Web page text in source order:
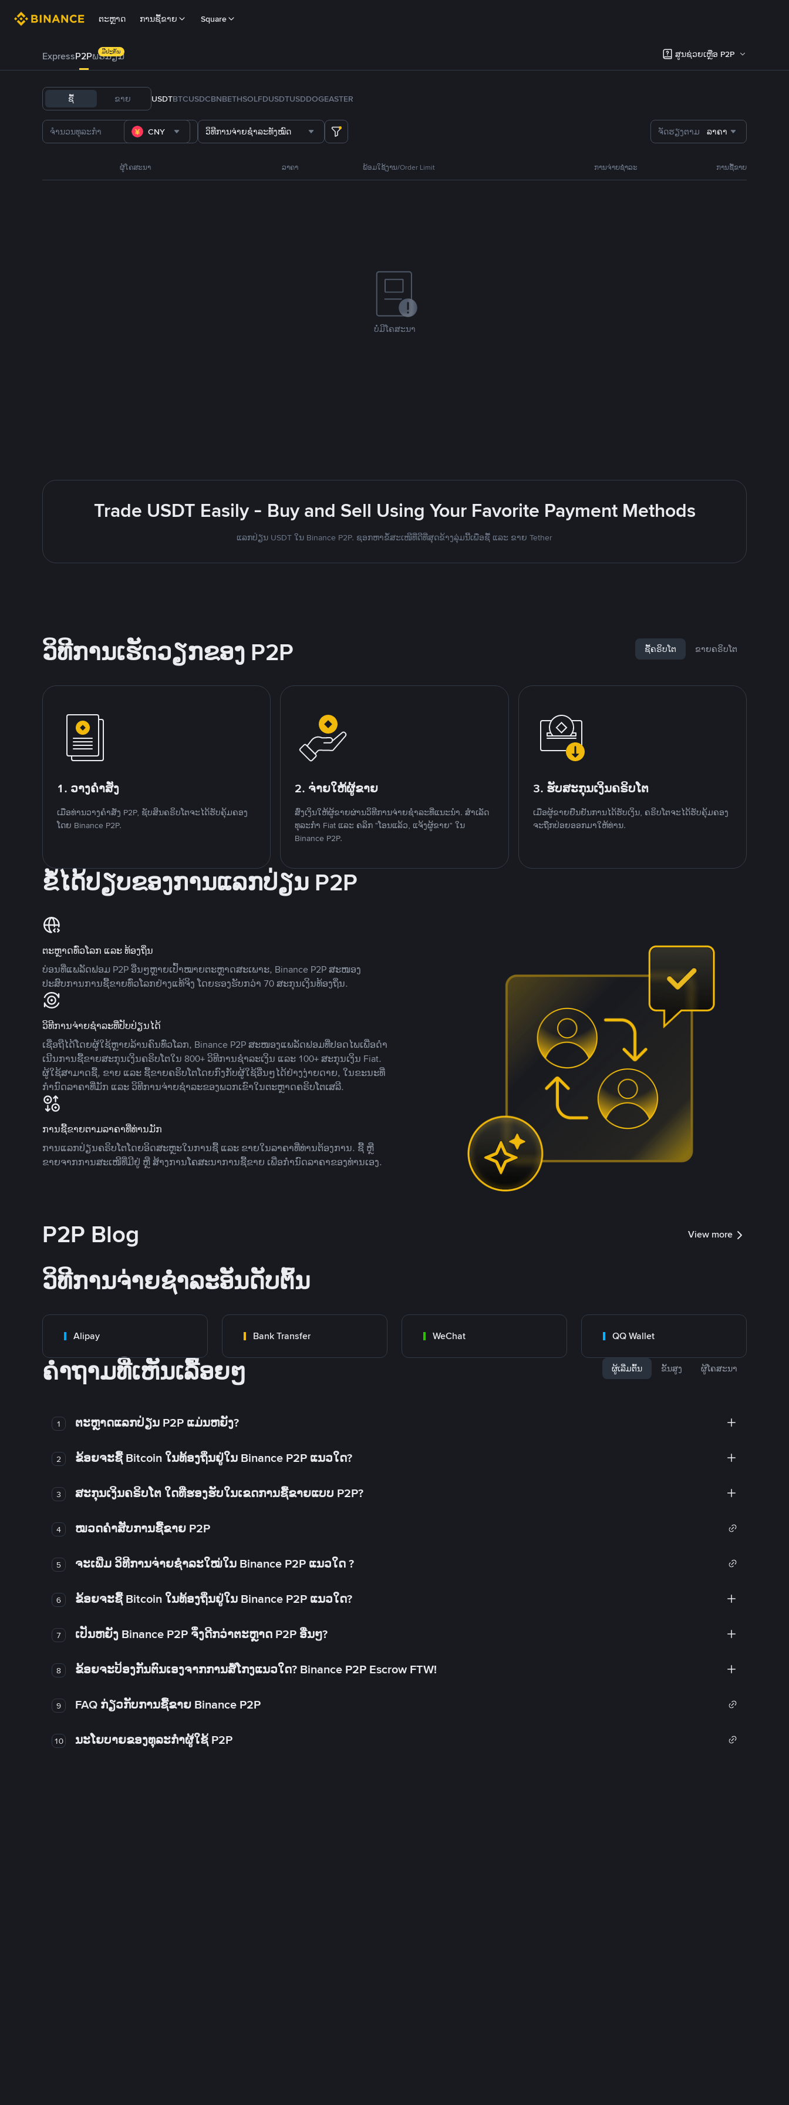
ຕະຫຼາດ ການຊື້ຂາຍ Square
ExpressP2Pພຣີມຽມ
ມີປະກັນ ສູນຊ່ວຍເຫຼືອ P2P
ຊື້ ຂາຍ USDTBTCUSDCBNBETHSOLFDUSDTUSDDOGEASTER
CNY ວິທີການຈ່າຍຊຳລະທັງໝົດ ຈັດຮຽງຕາມ ລາຄາ
ຜູ້ໂຄສະນາ ລາຄາ ພ້ອມໃຊ້ງານ/Order Limit ການຈ່າຍຊຳລະ ການຊື້ຂາຍ
ບໍ່ມີໂຄສະນາ
Trade USDT Easily - Buy and Sell Using Your Favorite Payment Methods
ແລກປ່ຽນ USDT ໃນ Binance P2P. ຊອກຫາຂໍ້ສະເໜີທີ່ດີທີ່ສຸດຂ້າງລຸ່ມນີ້ເພື່ອຊື້ ແລະ ຂາຍ Tether
ວິທີການເຮັດວຽກຂອງ P2P ຊື້ຄຣິບໂຕ ຂາຍຄຣິບໂຕ
1. ວາງຄໍາສັ່ງ
ເມື່ອທ່ານວາງຄໍາສັ່ງ P2P, ຊັບສິນຄຣິບໂຕຈະໄດ້ຮັບຄຸ້ມຄອງ
ໂດຍ Binance P2P.
2. ຈ່າຍໃຫ້ຜູ້ຂາຍ
ສົ່ງເງິນໃຫ້ຜູ້ຂາຍຜ່ານວິທີການຈ່າຍຊຳລະທີ່ແນະນໍາ. ສໍາເລັດ
ທຸລະກໍາ Fiat ແລະ ຄລິກ "ໂອນແລ້ວ, ແຈ້ງຜູ້ຂາຍ" ໃນ
Binance P2P.
3. ຮັບສະກຸນເງິນຄຣິບໂຕ
ເມື່ອຜູ້ຂາຍຢືນຢັນການໄດ້ຮັບເງິນ, ຄຣິບໂຕຈະໄດ້ຮັບຄຸ້ມຄອງ
ຈະຖືກປ່ອຍອອກມາໃຫ້ທ່ານ.
ຂໍ້ໄດ້ປຽບຂອງການແລກປ່ຽນ P2P
ຕະຫຼາດທົ່ວໂລກ ແລະ ທ້ອງຖິ່ນ
ບ່ອນທີ່ແພລັດຟອມ P2P ອື່ນໆຫຼາຍເປົ້າໝາຍຕະຫຼາດສະເພາະ, Binance P2P ສະໜອງ
ປະສົບການການຊື້ຂາຍທົ່ວໂລກຢ່າງແທ້ຈິງ ໂດຍຮອງຮັບກວ່າ 70 ສະກຸນເງິນທ້ອງຖິ່ນ.
ວິທີການຈ່າຍຊຳລະທີ່ປັບປ່ຽນໄດ້
ເຊື່ອຖືໄດ້ໂດຍຜູ້ໃຊ້ຫຼາຍລ້ານຄົນທົ່ວໂລກ, Binance P2P ສະໜອງແພລັດຟອມທີ່ປອດໄພເພື່ອດໍາ
ເນີນການຊື້ຂາຍສະກຸນເງິນຄຣິບໂຕໃນ 800+ ວິທີການຊໍາລະເງິນ ແລະ 100+ ສະກຸນເງິນ Fiat.
ຜູ້ໃຊ້ສາມາດຊື້, ຂາຍ ແລະ ຊື້ຂາຍຄຣິບໂຕໂດຍກົງກັບຜູ້ໃຊ້ອື່ນໆໄດ້ຢ່າງງ່າຍດາຍ, ໃນຂະນະທີ່
ກໍານົດລາຄາທີ່ມັກ ແລະ ວິທີການຈ່າຍຊຳລະຂອງພວກເຂົາໃນຕະຫຼາດຄຣິບໂຕເສລີ.
ການຊື້ຂາຍຕາມລາຄາທີ່ທ່ານມັກ
ການແລກປ່ຽນຄຣິບໂຕໂດຍອິດສະຫຼະໃນການຊື້ ແລະ ຂາຍໃນລາຄາທີ່ທ່ານຕ້ອງການ. ຊື້ ຫຼື
ຂາຍຈາກການສະເໜີທີ່ມີຢູ່ ຫຼື ສ້າງການໂຄສະນາການຊື້ຂາຍ ເພື່ອກໍານົດລາຄາຂອງທ່ານເອງ.
P2P Blog View more
ວິທີການຈ່າຍຊຳລະອັນດັບຕົ້ນ
Alipay Bank Transfer WeChat QQ Wallet
ຄໍາຖາມທີ່ເຫັນເລື້ອຍໆ ຜູ້ເລີ່ມຕົ້ນ ຂັ້ນສູງ ຜູ້ໂຄສະນາ
1 ຕະຫຼາດແລກປ່ຽນ P2P ແມ່ນຫຍັງ?
2 ຂ້ອຍຈະຊື້ Bitcoin ໃນທ້ອງຖິ່ນຢູ່ໃນ Binance P2P ແນວໃດ?
3 ສະກຸນເງິນຄຣິບໂຕ ໃດທີ່ຮອງຮັບໃນເຂດການຊື້ຂາຍແບບ P2P?
4 ໝວດຄໍາສັບການຊື້ຂາຍ P2P
5 ຈະເພີ່ມ ວິທີການຈ່າຍຊຳລະໃໝ່ໃນ Binance P2P ແນວໃດ ?
6 ຂ້ອຍຈະຊື້ Bitcoin ໃນທ້ອງຖິ່ນຢູ່ໃນ Binance P2P ແນວໃດ?
7 ເປັນຫຍັງ Binance P2P ຈຶ່ງດີກວ່າຕະຫຼາດ P2P ອື່ນໆ?
8 ຂ້ອຍຈະປ້ອງກັນຕົນເອງຈາກການສໍ້ໂກງແນວໃດ? Binance P2P Escrow FTW!
9 FAQ ກ່ຽວກັບການຊື້ຂາຍ Binance P2P
10 ນະໂຍບາຍຂອງທຸລະກໍາຜູ້ໃຊ້ P2P